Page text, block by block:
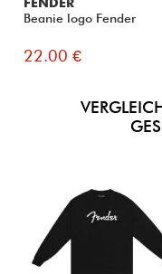
FENDER
Beanie logo Fender
22.00 €